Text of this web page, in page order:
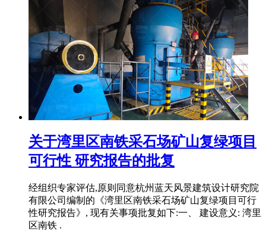
关于湾里区南铁采石场矿山复绿项目
可行性 研究报告的批复
经组织专家评估,原则同意杭州蓝天风景建筑设计研究院
有限公司编制的《湾里区南铁采石场矿山复绿项目可行
性研究报告》, 现有关事项批复如下:一、 建设意义: 湾里
区南铁 .